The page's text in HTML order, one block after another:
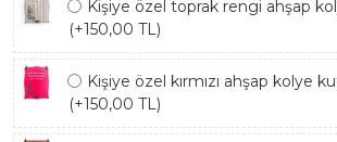
Kişiye özel toprak rengi ahşap
(+150,00 TL)
Kişiye özel kırmızı ahşap kolye
(+150,00 TL)